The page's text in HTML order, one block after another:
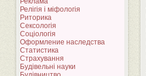
Релігія і міфологія
Риторика
Сексологія
Соціологія
Оформление наследства
Статистика
Страхування
Будівельні науки